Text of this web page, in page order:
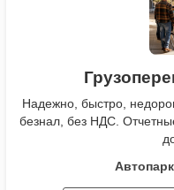
Надежно, быстро,
безнал, без НДС.